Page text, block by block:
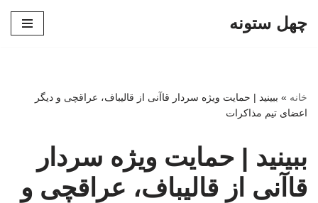
چهل ستونه
خانه » ببینید | حمایت ویژه سردار قاآنی از قالیباف، عراقچی و دیگر
اعضای تیم مذاکرات
ببینید | حمایت ویژه سردار
قاآنی از قالیباف، عراقچی و